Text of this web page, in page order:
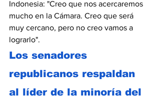
Indonesia: "Creo que nos acercaremos
mucho en la Cámara. Creo que será
muy cercano, pero no creo vamos a
lograrlo".
Los senadores
republicanos respaldan
al líder de la minoría del